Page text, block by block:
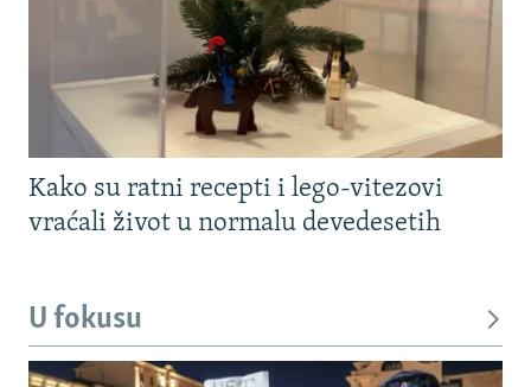
Kako su ratni recepti i lego-vitezovi
vraćali život u normalu devedesetih
U fokusu